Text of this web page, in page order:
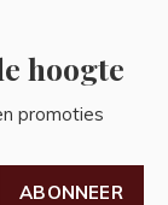
hoogte
promoties
ABONNEER